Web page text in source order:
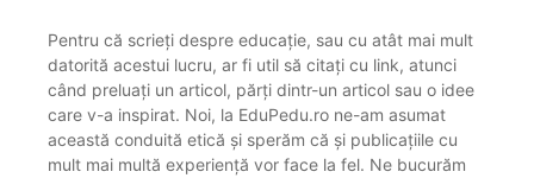
Pentru că scrieți despre educație, sau cu atât mai mult
datorită acestui lucru, ar fi util să citați cu link, atunci
când preluați un articol, părți dintr-un articol sau o idee
care v-a inspirat. Noi, la EduPedu.ro ne-am asumat
această conduită etică și sperăm că și publicațiile cu
mult mai multă experiență vor face la fel. Ne bucurăm